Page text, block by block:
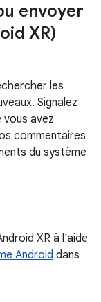
envoyer
XR)
les
Signalez
vous avez
commentaires
du système
XR à l'aide
Android dans